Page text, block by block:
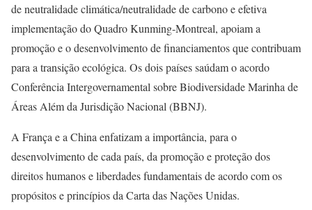
de neutralidade climática/neutralidade de carbono e efetiva
implementação do Quadro Kunming-Montreal, apoiam a
promoção e o desenvolvimento de financiamentos que contribuam
para a transição ecológica. Os dois países saúdam o acordo
Conferência Intergovernamental sobre Biodiversidade Marinha de
Áreas Além da Jurisdição Nacional (BBNJ).
A França e a China enfatizam a importância, para o
desenvolvimento de cada país, da promoção e proteção dos
direitos humanos e liberdades fundamentais de acordo com os
propósitos e princípios da Carta das Nações Unidas.